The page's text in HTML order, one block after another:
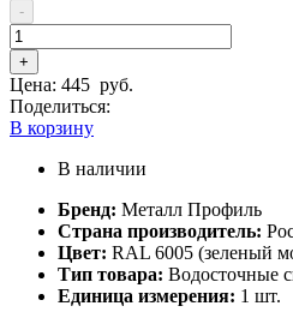
-
+
Цена: 445 руб.
Поделиться:
В корзину
В наличии
Бренд: Металл Профиль
Страна производитель:
Цвет: RAL 6005 (зеленый
Тип товара: Водосточные
Единица измерения: 1 шт.